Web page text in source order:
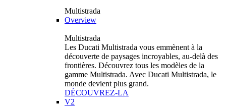
Multistrada
Overview
Multistrada
Les Ducati Multistrada vous emmènent à la
découverte de paysages incroyables, au-delà des
frontières. Découvrez tous les modèles de la
gamme Multistrada. Avec Ducati Multistrada, le
monde devient plus grand.
DÉCOUVREZ-LA
V2